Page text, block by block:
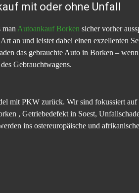
mit oder ohne Unfall
man Autoankauf Borken sicher vorher
an und leistet dabei einen exzellenten
das gebrauchte Auto in Borken –
Gebrauchtwagens.
mit PKW zurück. Wir sind fokussiert
, Getriebedefekt in Soest,
ins ostereuropäische und